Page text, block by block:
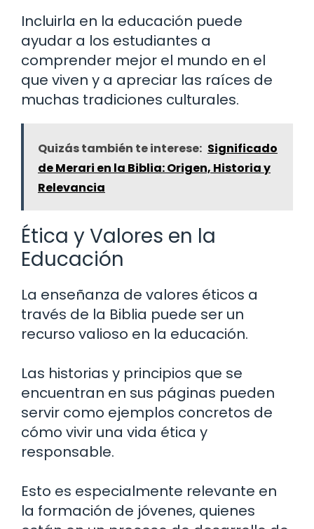
Incluirla en la educación puede
ayudar a los estudiantes a
comprender mejor el mundo en el
que viven y a apreciar las raíces de
muchas tradiciones culturales.
Quizás también te interese: Significado
de Merari en la Biblia: Origen, Historia y
Relevancia
Ética y Valores en la
Educación
La enseñanza de valores éticos a
través de la Biblia puede ser un
recurso valioso en la educación.
Las historias y principios que se
encuentran en sus páginas pueden
servir como ejemplos concretos de
cómo vivir una vida ética y
responsable.
Esto es especialmente relevante en
la formación de jóvenes, quienes